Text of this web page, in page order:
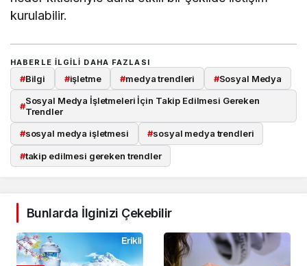
kurulabilir.
HABERLE ILGILI DAHA FAZLASI
#Bilgi #işletme #medya trendleri #Sosyal Medya
#Sosyal Medya İşletmeleri İçin Takip Edilmesi Gereken
Trendler
#sosyal medya işletmesi #sosyal medya trendleri
#takip edilmesi gereken trendler
Bunlarda İlginizi Çekebilir